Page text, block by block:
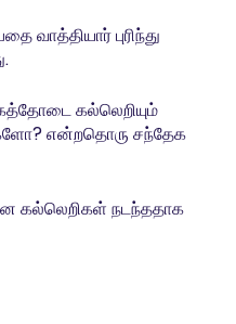
வாத்தியார் புரிந்து
கல்லெறியும்
என்றதொரு சந்தேக
கல்லெறிகள் நடந்ததாக